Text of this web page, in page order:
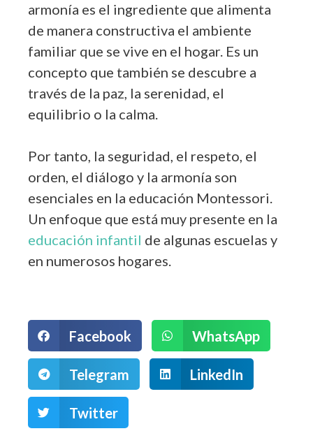
armonía es el ingrediente que alimenta
de manera constructiva el ambiente
familiar que se vive en el hogar. Es un
concepto que también se descubre a
través de la paz, la serenidad, el
equilibrio o la calma.
Por tanto, la seguridad, el respeto, el
orden, el diálogo y la armonía son
esenciales en la educación Montessori.
Un enfoque que está muy presente en la
educación infantil de algunas escuelas y
en numerosos hogares.
Facebook WhatsApp
Telegram LinkedIn
Twitter